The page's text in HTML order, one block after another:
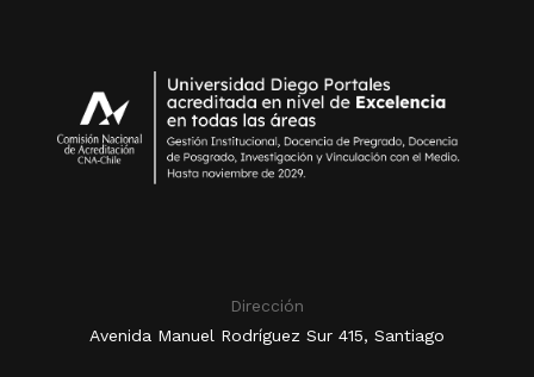
Dirección
Avenida Manuel Rodríguez Sur 415, Santiago